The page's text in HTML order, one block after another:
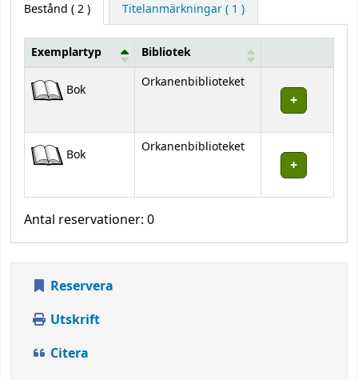
Bestånd ( 2 ) Titelanmärkningar ( 1 )
Bestånd
Exemplartyp Bibliotek
Bok Orkanenbiblioteket
Bok Orkanenbiblioteket
Antal reservationer: 0
Reservera
Utskrift
Citera